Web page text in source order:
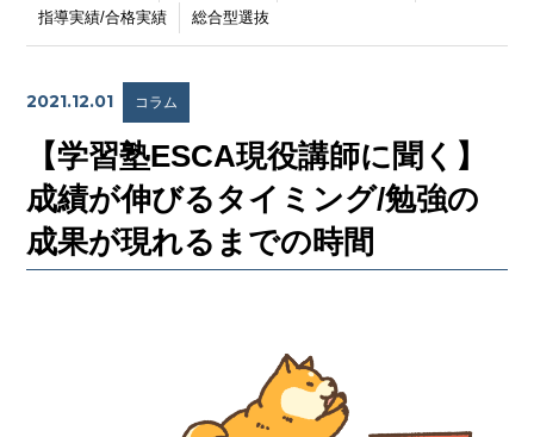
指導実績/合格実績
総合型選抜
2021.12.01 コラム
【学習塾ESCA現役講師に聞く】
成績が伸びるタイミング/勉強の
成果が現れるまでの時間